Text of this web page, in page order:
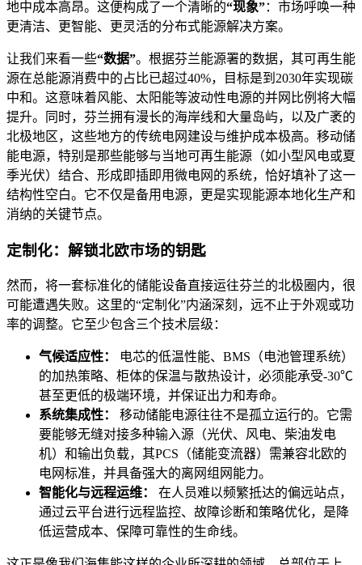
地中成本高昂。这便构成了一个清晰的“现象”：市场呼唤一种
更清洁、更智能、更灵活的分布式能源解决方案。
让我们来看一些“数据”。根据芬兰能源署的数据，其可再生能
源在总能源消费中的占比已超过40%，目标是到2030年实现碳
中和。这意味着风能、太阳能等波动性电源的并网比例将大幅
提升。同时，芬兰拥有漫长的海岸线和大量岛屿，以及广袤的
北极地区，这些地方的传统电网建设与维护成本极高。移动储
能电源，特别是那些能够与当地可再生能源（如小型风电或夏
季光伏）结合、形成即插即用微电网的系统，恰好填补了这一
结构性空白。它不仅是备用电源，更是实现能源本地化生产和
消纳的关键节点。
定制化：解锁北欧市场的钥匙
然而，将一套标准化的储能设备直接运往芬兰的北极圈内，很
可能遭遇失败。这里的“定制化”内涵深刻，远不止于外观或功
率的调整。它至少包含三个技术层级：
气候适应性：
电芯的低温性能、BMS（电池管理系统）
的加热策略、柜体的保温与散热设计，必须能承受-30℃
甚至更低的极端环境，并保证出力和寿命。
系统集成性：
移动储能电源往往不是孤立运行的。它需
要能够无缝对接多种输入源（光伏、风电、柴油发电
机）和输出负载，其PCS（储能变流器）需兼容北欧的
电网标准，并具备强大的离网组网能力。
智能化与远程运维：
在人员难以频繁抵达的偏远站点，
通过云平台进行远程监控、故障诊断和策略优化，是降
低运营成本、保障可靠性的生命线。